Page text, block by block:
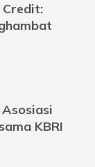
KBRI